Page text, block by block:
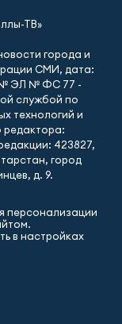
ТВ»
города и
СМИ, дата:
№ ЭЛ № ФС 77 -
службой по
технологий и
423827,
город
д. 9.
персонализации
в настройках